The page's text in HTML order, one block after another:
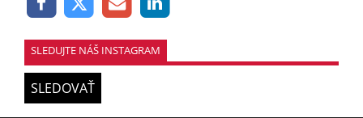
SLEDUJTE NÁŠ INSTAGRAM
SLEDOVAŤ